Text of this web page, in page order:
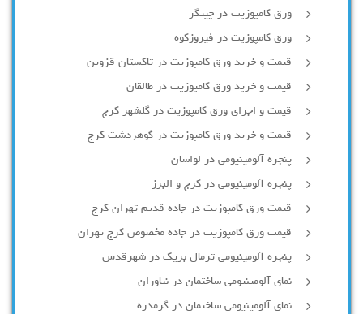
ورق کامپوزیت در چیتگر
ورق کامپوزیت در فیروزکوه
قیمت و خرید ورق کامپوزیت در تاکستان قزوین
قیمت و خرید ورق کامپوزیت در طالقان
قیمت و اجرای ورق کامپوزیت در گلشهر کرج
قیمت و خرید ورق کامپوزیت در گوهردشت کرج
پنجره آلومینیومی در لواسان
پنجره آلومینیومی در کرج و البرز
قیمت ورق کامپوزیت در جاده قدیم تهران کرج
قیمت ورق کامپوزیت در جاده مخصوص کرج تهران
پنجره آلومینیومی ترمال بریک در شهرقدس
نمای آلومینیومی ساختمان در نیاوران
نمای آلومینیومی ساختمان در گرمدره